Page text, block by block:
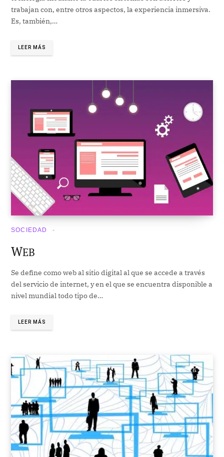
trabajan con, entre otros aspectos, la experiencia inmersiva.
Es, también,…
LEER MÁS
SOCIEDAD
WEB
Se define como web al sitio digital al que se accede a través
del servicio de internet, y en el que se encuentra disponible a
nivel mundial todo tipo de…
LEER MÁS